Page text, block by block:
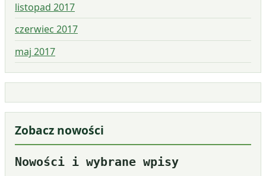
listopad 2017
czerwiec 2017
maj 2017
Zobacz nowości
Nowości i wybrane wpisy